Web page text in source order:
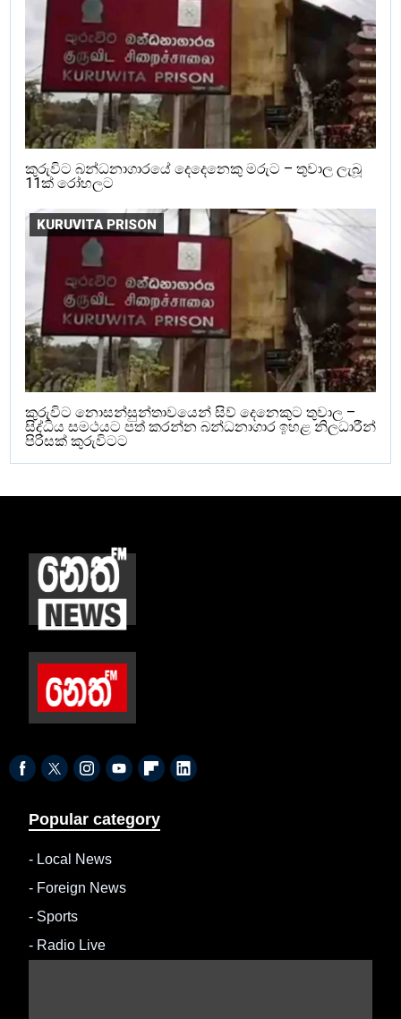
කුරුවිට බන්ධනාගාරයේ දෙදෙනෙකු මරුට – තුවාල ලැබූ
11ක් රෝහලට
KURUVITA PRISON
කුරුවිට නොසන්සුන්තාවයෙන් සිව් දෙනෙකුට තුවාල –
සිද්ධිය සමථයට පත් කරන්න බන්ධනාගාර ඉහළ නිලධාරීන්
පිරිසක් කුරුවිටට
Popular category
- Local News
- Foreign News
- Sports
- Radio Live